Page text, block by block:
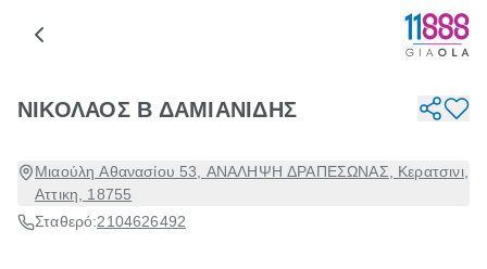
ΝΙΚΟΛΑΟΣ Β ΔΑΜΙΑΝΙΔΗΣ
Μιαούλη Αθανασίου 53, ΑΝΑΛΗΨΗ ΔΡΑΠΕΣΩΝΑΣ, Κερατσινι,
Αττικη, 18755
Σταθερό:2104626492